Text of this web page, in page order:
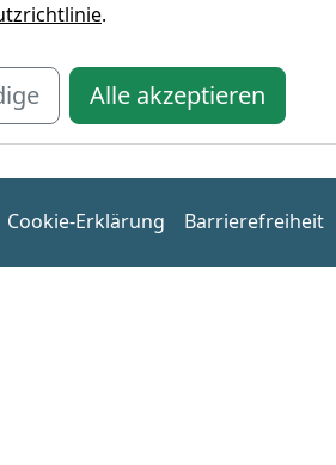
.
Alle akzeptieren
Cookie-Erklärung Barrierefreiheit